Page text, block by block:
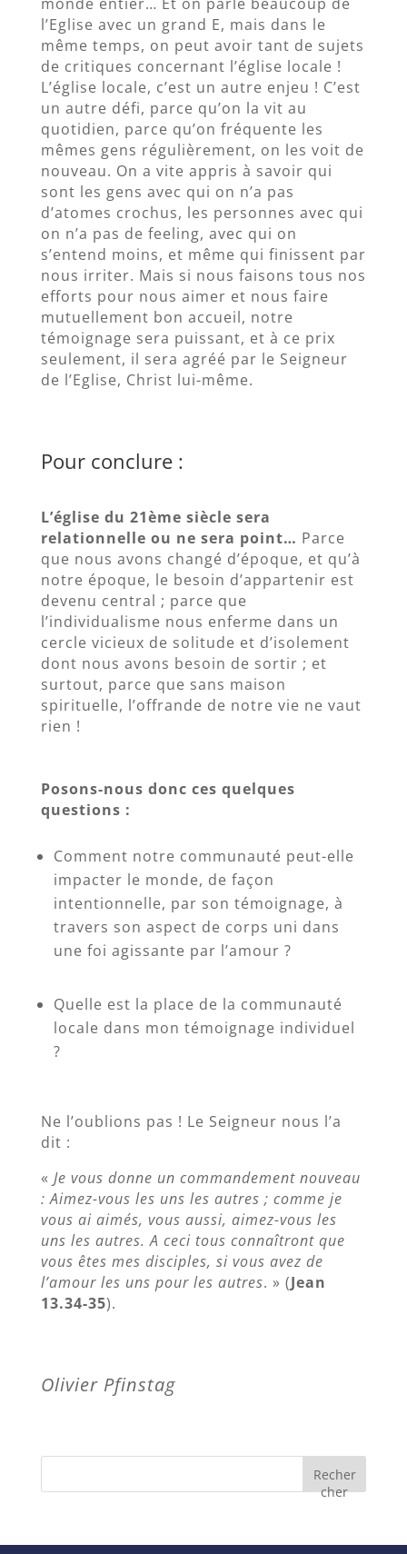
l’Eglise avec un grand E, mais dans le
même temps, on peut avoir tant de sujets
de critiques concernant l’église locale !
L’église locale, c’est un autre enjeu ! C’est
un autre défi, parce qu’on la vit au
quotidien, parce qu’on fréquente les
mêmes gens régulièrement, on les voit de
nouveau. On a vite appris à savoir qui
sont les gens avec qui on n’a pas
d’atomes crochus, les personnes avec qui
on n’a pas de feeling, avec qui on
s’entend moins, et même qui finissent par
nous irriter. Mais si nous faisons tous nos
efforts pour nous aimer et nous faire
mutuellement bon accueil, notre
témoignage sera puissant, et à ce prix
seulement, il sera agréé par le Seigneur
de l’Eglise, Christ lui-même.
Pour conclure :
L’église du 21ème siècle sera
relationnelle ou ne sera point… Parce
que nous avons changé d’époque, et qu’à
notre époque, le besoin d’appartenir est
devenu central ; parce que
l’individualisme nous enferme dans un
cercle vicieux de solitude et d’isolement
dont nous avons besoin de sortir ; et
surtout, parce que sans maison
spirituelle, l’offrande de notre vie ne vaut
rien !
Posons-nous donc ces quelques
questions :
Comment notre communauté peut-elle
impacter le monde, de façon
intentionnelle, par son témoignage, à
travers son aspect de corps uni dans
une foi agissante par l’amour ?
Quelle est la place de la communauté
locale dans mon témoignage individuel
?
Ne l’oublions pas ! Le Seigneur nous l’a
dit :
« Je vous donne un commandement nouveau
: Aimez-vous les uns les autres ; comme je
vous ai aimés, vous aussi, aimez-vous les
uns les autres. A ceci tous connaîtront que
vous êtes mes disciples, si vous avez de
l’amour les uns pour les autres. » (Jean
13.34-35).
Olivier Pfinstag
Recher
cher